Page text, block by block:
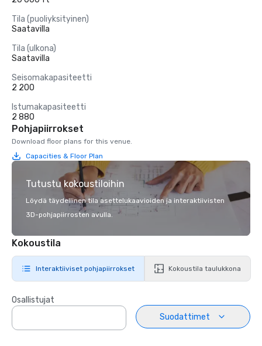
Tila (puoliyksityinen)
Saatavilla
Tila (ulkona)
Saatavilla
Seisomakapasiteetti
2 200
Istumakapasiteetti
2 880
Pohjapiirrokset
Download floor plans for this venue.
Capacities & Floor Plan
Tutustu kokoustiloihin
Löydä täydellinen tila asettelukaavioiden ja interaktiivisten
3D-pohjapiirrosten avulla.
Kokoustila
Interaktiiviset pohjapiirrokset Kokoustila taulukkona
Osallistujat
Suodattimet